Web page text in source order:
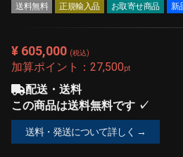
送料無料 正規輸入品 お取寄せ商品 新
¥ 605,000 (税込)
加算ポイント： 27,500pt
配送・送料
この商品は送料無料です ✓
送料・発送について詳しく →